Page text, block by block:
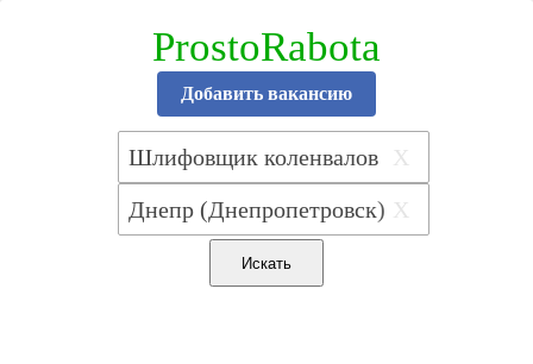
ProstoRabota
Добавить вакансию
X
X